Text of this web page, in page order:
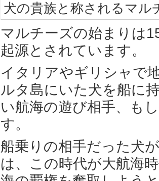
犬の貴族と称されるマル
マルチーズの始まりは
起源とされています。
イタリアやギリシャで
ルタ島にいた犬を船に
い航海の遊び相手、も
す。
船乗りの相手だった犬
は、この時代が大航海